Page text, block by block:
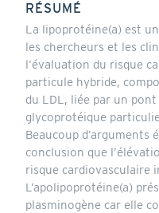
RÉSUMÉ
La lipoprotéine(a) est
les chercheurs et les
l’évaluation du risque
particule hybride,
du LDL, liée par un
glycoprotéique
Beaucoup d’arguments
conclusion que
risque cardiovasculaire
L’apolipoprotéine(a)
plasminogène car elle